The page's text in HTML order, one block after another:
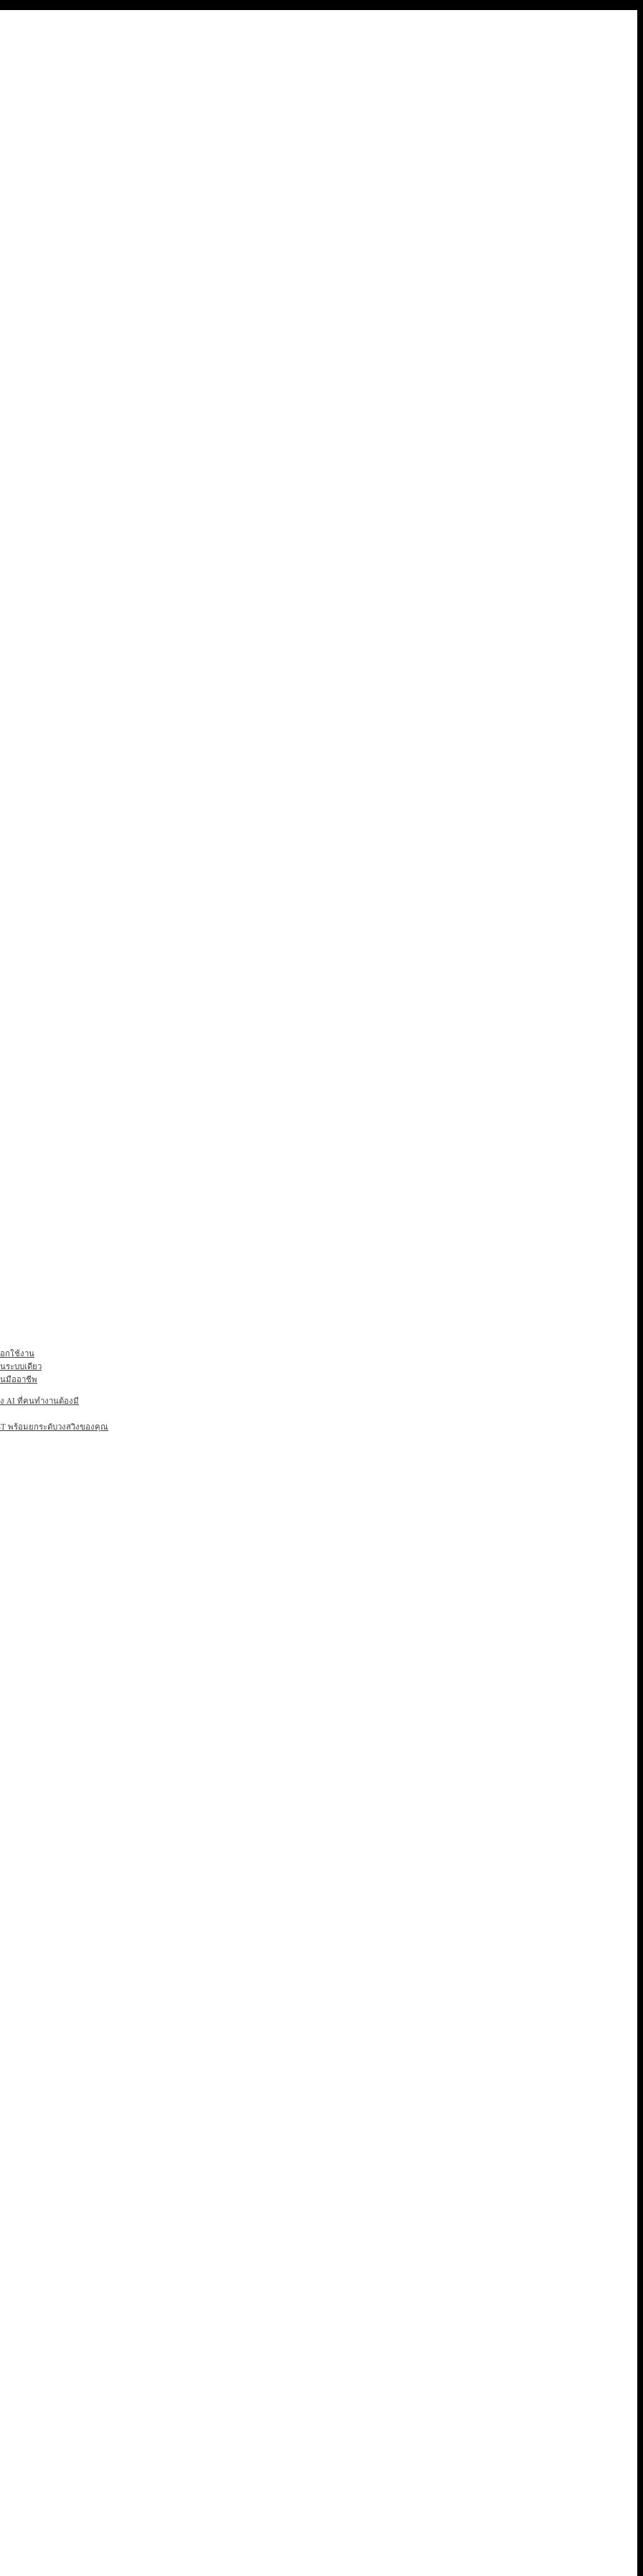
อกใช้งาน
ระบบเดียว
นมืออาชีพ
ง AI ที่คนทำงานต้องมี
พร้อมยกระดับวงสวิงของคุณ